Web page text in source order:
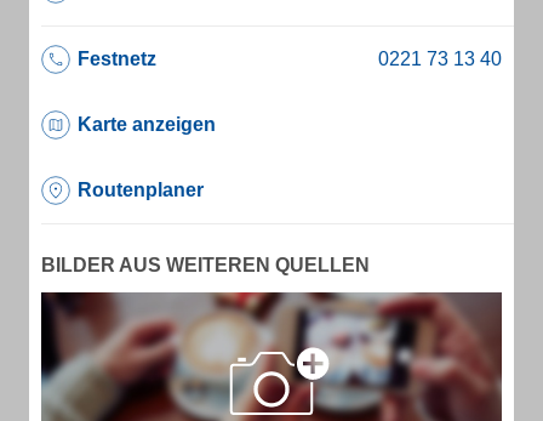
Festnetz
Karte anzeigen
Routenplaner
BILDER AUS WEITEREN QUELLEN